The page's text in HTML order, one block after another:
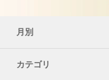
月別
カテゴリ